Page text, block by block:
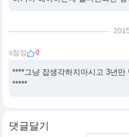
s점장 0
****그냥 잡생각하지마시고 3년
*****
댓글달기